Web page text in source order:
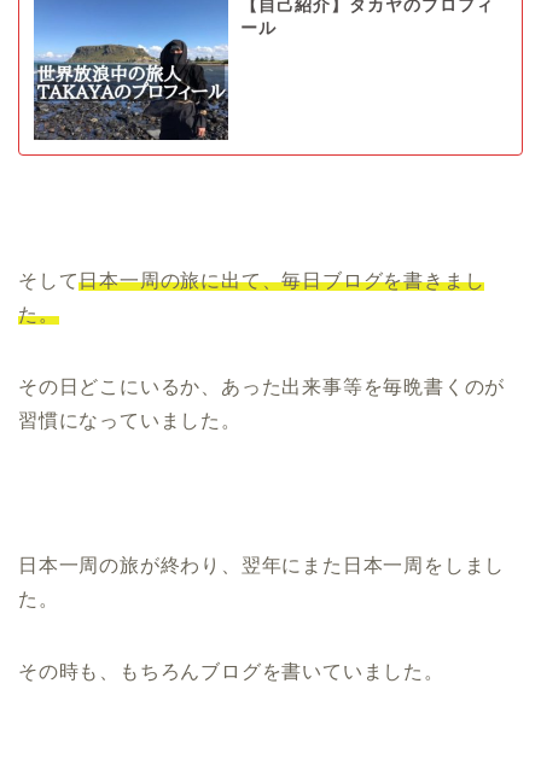
【自己紹介】タカヤのプロフィ
ール
そして日本一周の旅に出て、毎日ブログを書きまし
た。
その日どこにいるか、あった出来事等を毎晩書くのが
習慣になっていました。
日本一周の旅が終わり、翌年にまた日本一周をしまし
た。
その時も、もちろんブログを書いていました。